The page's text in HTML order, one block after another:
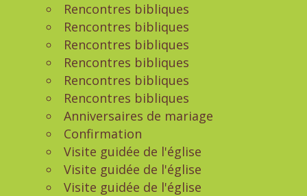
Rencontres bibliques
Rencontres bibliques
Rencontres bibliques
Rencontres bibliques
Rencontres bibliques
Rencontres bibliques
Anniversaires de mariage
Confirmation
Visite guidée de l'église
Visite guidée de l'église
Visite guidée de l'église